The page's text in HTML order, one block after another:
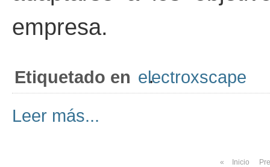
empresa.
Etiquetado en electroxscape
Leer más...
« Inicio